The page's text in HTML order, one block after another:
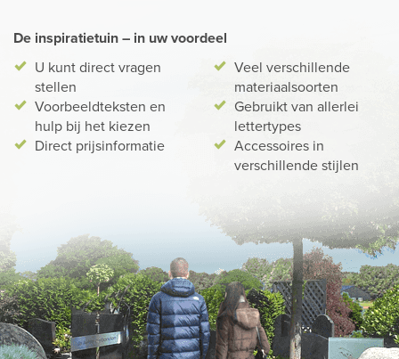
De inspiratietuin – in uw voordeel
U kunt direct vragen
stellen
Voorbeeldteksten en
hulp bij het kiezen
Direct prijsinformatie
Veel verschillende
materiaalsoorten
Gebruikt van allerlei
lettertypes
Accessoires in
verschillende stijlen